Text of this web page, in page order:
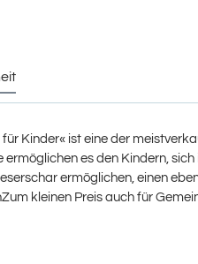
für Kinder« ist eine der
es den Kindern,
ermöglichen, einen
kleinen Preis auch für